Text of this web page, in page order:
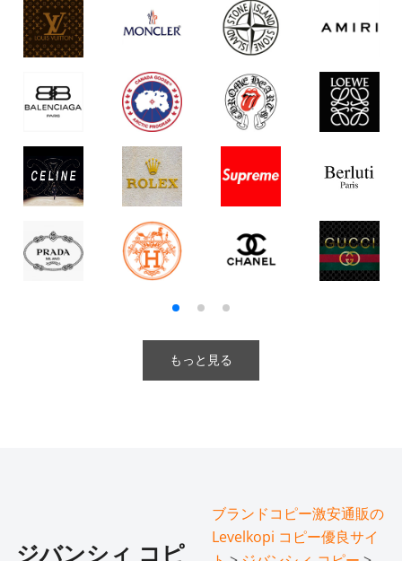
もっと見る
ジバンシィ コピ
ブランドコピー激安通販の
Levelkopi コピー優良サイ